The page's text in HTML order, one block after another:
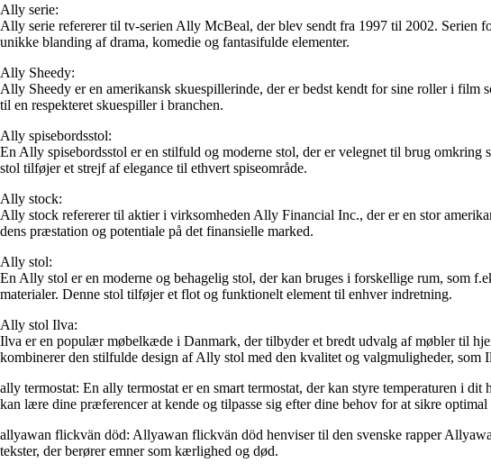
Ally serie:
Ally serie refererer til tv-serien Ally McBeal, der blev sendt fra 1997 til 2002. Serien
unikke blanding af drama, komedie og fantasifulde elementer.
Ally Sheedy:
Ally Sheedy er en amerikansk skuespillerinde, der er bedst kendt for sine roller i
til en respekteret skuespiller i branchen.
Ally spisebordsstol:
En Ally spisebordsstol er en stilfuld og moderne stol, der er velegnet til brug
stol tilføjer et strejf af elegance til ethvert spiseområde.
Ally stock:
Ally stock refererer til aktier i virksomheden Ally Financial Inc., der er en stor
dens præstation og potentiale på det finansielle marked.
Ally stol:
En Ally stol er en moderne og behagelig stol, der kan bruges i forskellige rum, som
materialer. Denne stol tilføjer et flot og funktionelt element til enhver indretning.
Ally stol Ilva:
Ilva er en populær møbelkæde i Danmark, der tilbyder et bredt udvalg af møbler til
kombinerer den stilfulde design af Ally stol med den kvalitet og valgmuligheder, som
ally termostat: En ally termostat er en smart termostat, der kan styre temperaturen i
kan lære dine præferencer at kende og tilpasse sig efter dine behov for at sikre optimal
allyawan flickvän död: Allyawan flickvän död henviser til den svenske rapper
tekster, der berører emner som kærlighed og død.